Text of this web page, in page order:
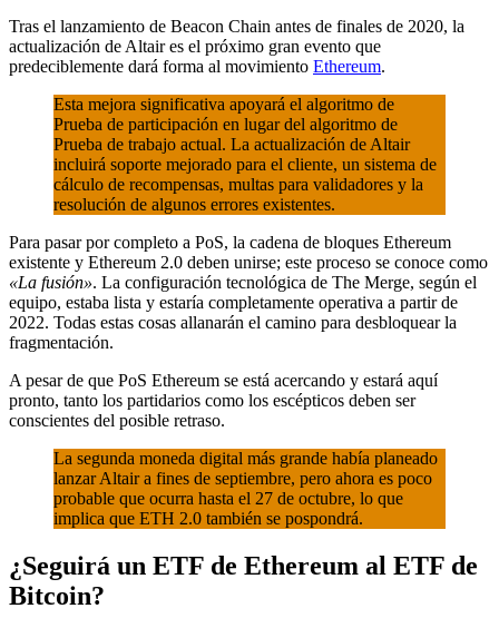
Tras el lanzamiento de Beacon Chain antes de finales de 2020, la
actualización de Altair es el próximo gran evento que
predeciblemente dará forma al movimiento Ethereum.
Esta mejora significativa apoyará el algoritmo de
Prueba de participación en lugar del algoritmo de
Prueba de trabajo actual. La actualización de Altair
incluirá soporte mejorado para el cliente, un sistema de
cálculo de recompensas, multas para validadores y la
resolución de algunos errores existentes.
Para pasar por completo a PoS, la cadena de bloques Ethereum
existente y Ethereum 2.0 deben unirse; este proceso se conoce como
«La fusión». La configuración tecnológica de The Merge, según el
equipo, estaba lista y estaría completamente operativa a partir de
2022. Todas estas cosas allanarán el camino para desbloquear la
fragmentación.
A pesar de que PoS Ethereum se está acercando y estará aquí
pronto, tanto los partidarios como los escépticos deben ser
conscientes del posible retraso.
La segunda moneda digital más grande había planeado
lanzar Altair a fines de septiembre, pero ahora es poco
probable que ocurra hasta el 27 de octubre, lo que
implica que ETH 2.0 también se pospondrá.
¿Seguirá un ETF de Ethereum al ETF de
Bitcoin?